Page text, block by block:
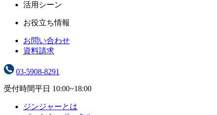
活用シーン
お役立ち情報
お問い合わせ
資料請求
03-5908-8291
受付時間平日 10:00~18:00
ジンジャーとは